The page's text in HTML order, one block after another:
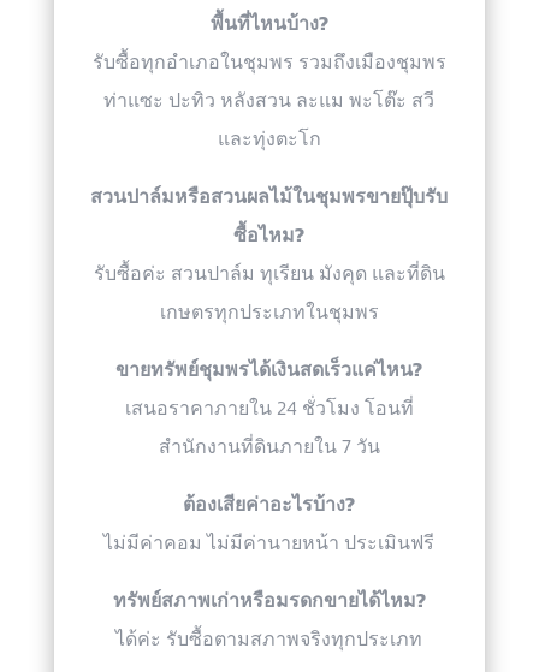
พื้นที่ไหนบ้าง?
รับซื้อทุกอำเภอในชุมพร รวมถึงเมืองชุมพร
ท่าแซะ ปะทิว หลังสวน ละแม พะโต๊ะ สวี
และทุ่งตะโก
สวนปาล์มหรือสวนผลไม้ในชุมพรขายปุ๊บรับ
ซื้อไหม?
รับซื้อค่ะ สวนปาล์ม ทุเรียน มังคุด และที่ดิน
เกษตรทุกประเภทในชุมพร
ขายทรัพย์ชุมพรได้เงินสดเร็วแค่ไหน?
เสนอราคาภายใน 24 ชั่วโมง โอนที่
สำนักงานที่ดินภายใน 7 วัน
ต้องเสียค่าอะไรบ้าง?
ไม่มีค่าคอม ไม่มีค่านายหน้า ประเมินฟรี
ทรัพย์สภาพเก่าหรือมรดกขายได้ไหม?
ได้ค่ะ รับซื้อตามสภาพจริงทุกประเภท